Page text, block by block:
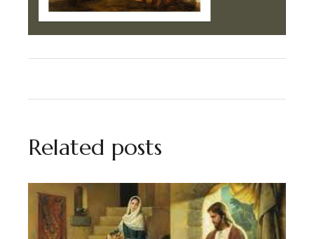
Related posts